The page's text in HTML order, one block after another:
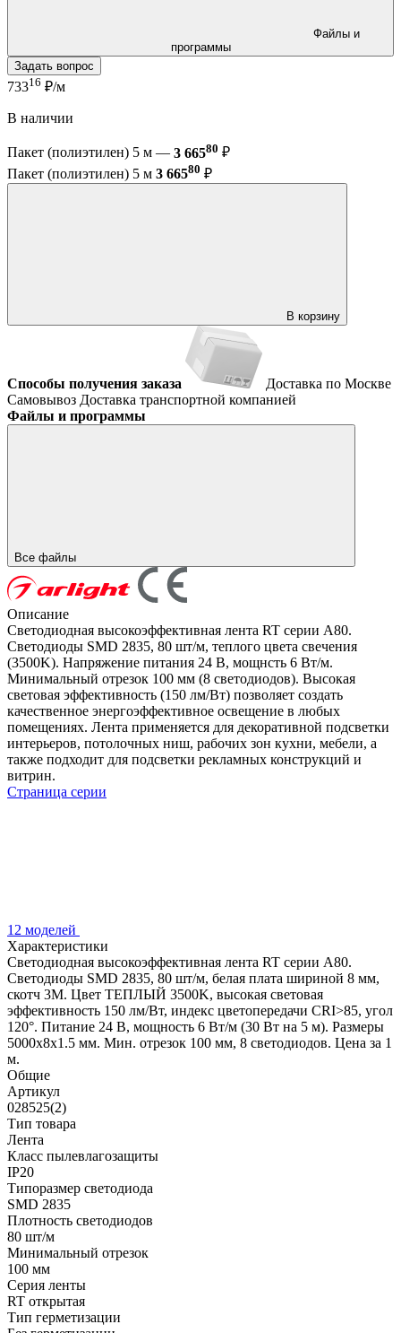
программы
Задать вопрос
73316 ₽/м
В наличии
Пакет (полиэтилен) 5 м — 3 66580 ₽
Пакет (полиэтилен) 5 м 3 66580 ₽
В корзину
Способы получения заказа
Доставка по Москве
Самовывоз Доставка транспортной компанией
Файлы и программы
Все файлы
Описание
Светодиодная высокоэффективная лента RT серии A80.
Светодиоды SMD 2835, 80 шт/м, теплого цвета свечения
(3500K). Напряжение питания 24 В, мощнсть 6 Вт/м.
Минимальный отрезок 100 мм (8 светодиодов). Высокая
световая эффективность (150 лм/Вт) позволяет создать
качественное энергоэффективное освещение в любых
помещениях. Лента применяется для декоративной подсветки
интерьеров, потолочных ниш, рабочих зон кухни, мебели, а
также подходит для подсветки рекламных конструкций и
витрин.
Страница серии
12 моделей
Характеристики
Светодиодная высокоэффективная лента RT серии A80.
Светодиоды SMD 2835, 80 шт/м, белая плата шириной 8 мм,
скотч 3M. Цвет ТЕПЛЫЙ 3500K, высокая световая
эффективность 150 лм/Вт, индекс цветопередачи CRI>85, угол
120°. Питание 24 В, мощность 6 Вт/м (30 Вт на 5 м). Размеры
5000x8x1.5 мм. Мин. отрезок 100 мм, 8 светодиодов. Цена за 1
м.
Общие
Артикул
028525(2)
Тип товара
Лента
Класс пылевлагозащиты
IP20
Типоразмер светодиода
SMD 2835
Плотность светодиодов
80 шт/м
Минимальный отрезок
100 мм
Серия ленты
RT открытая
Тип герметизации